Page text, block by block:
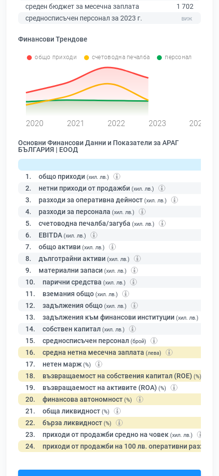
среден бюджет за месечна заплата
1 702
средносписъчен персонал за 2023 г.
Финансови Трендове
общо приходи счетоводна печалба персонал
2020 2021 2022 2023 2024
Основни Финансови Данни и Показатели за АРАГ
БЪЛГАРИЯ | ЕООД
1. общо приходи (хил. лв.)
2. нетни приходи от продажби (хил. лв.)
3. разходи за оперативна дейност (хил. лв.)
4. разходи за персонала (хил. лв.)
5. счетоводна печалба/загуба (хил. лв.)
6. EBITDA (хил. лв.)
7. общо активи (хил. лв.)
8. дълготрайни активи (хил. лв.)
9. материални запаси (хил. лв.)
10. парични средства (хил. лв.)
11. вземания общо (хил. лв.)
12. задължения общо (хил. лв.)
13. задължения към финансови институции (хил. лв.)
14. собствен капитал (хил. лв.)
15. средносписъчен персонал (брой)
16. средна нетна месечна заплата (лева)
17. нетен марж (%)
18. възвращаемост на собствения капитал (ROE) (%)
19. възвращаемост на активите (ROA) (%)
20. финансова автономност (%)
21. обща ликвидност (%)
22. бърза ликвидност (%)
23. приходи от продажби средно на човек (хил. лв.)
24. приходи от продажби на 100 лв. оперативни разходи